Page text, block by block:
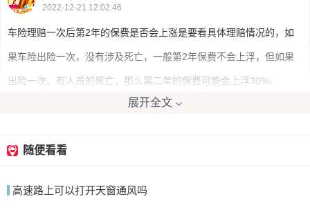
2022-12-21 12:02:46
车险理赔一次后第2年的保费是否会上涨是要看具体理赔情况的，如
果车险出险一次，没有涉及死亡，一般第2年保费不会上浮，但如果
出险一次，有人员的死亡，那么第二年的保费可能会上浮30%。
展开全文
随便看看
高速路上可以打开天窗通风吗